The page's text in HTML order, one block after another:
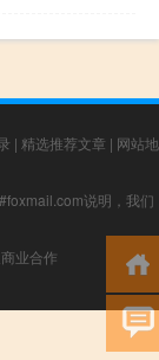
| 精选推荐文章 | 网站地
说明，我们
业合作